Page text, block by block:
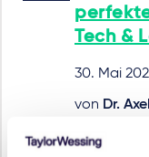
Tech &
30. Mai
von Dr.
CIPP/E